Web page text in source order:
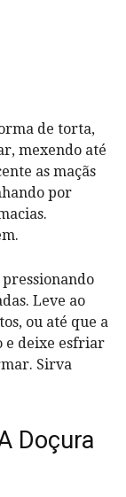
de torta,
mexendo até
as maçãs
por
pressionando
Leve ao
ou até que a
e deixe esfriar
Sirva
Doçura